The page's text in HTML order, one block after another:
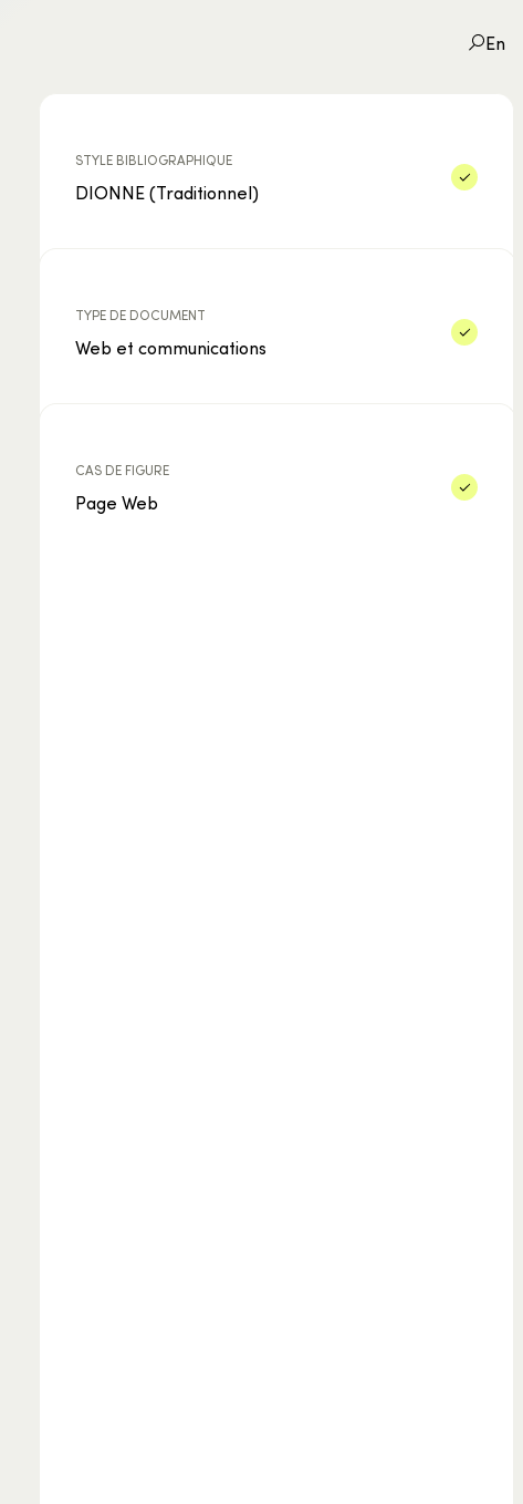
En
STYLE BIBLIOGRAPHIQUE
DIONNE (Traditionnel)
TYPE DE DOCUMENT
Web et communications
CAS DE FIGURE
Page Web